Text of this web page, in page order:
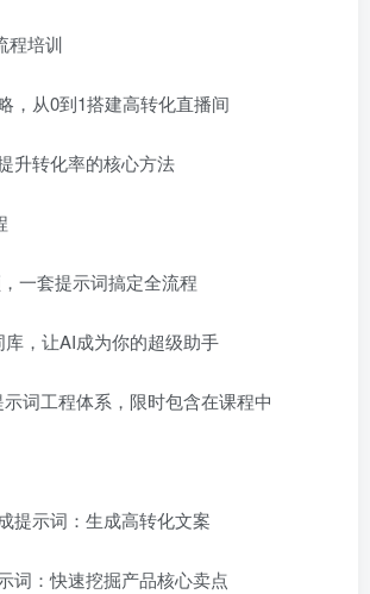
程培训
，从0到1搭建高转化直播间
升转化率的核心方法
一套提示词搞定全流程
库，让AI成为你的超级助手
词工程体系，限时包含在课程中
提示词：生成高转化文案
词：快速挖掘产品核心卖点